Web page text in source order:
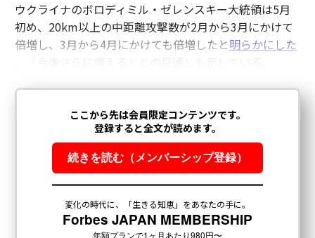
ウクライナのボロディミル・ゼレンスキー大統領は5月
初め、20km以上の中距離攻撃数が2月から3月にかけて
倍増し、3月から4月にかけても倍増したと明らかにした